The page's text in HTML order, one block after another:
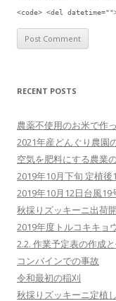
<code> <del
RECENT POSTS
農薬不使用のお米で作
2021年産どんぐり農園
空気を肥料にする農業
2019年10月下旬 定植
2019年10月12日台風
秋採りズッキーニ出荷
2019年度トルコキキョ
2.2. 作業予定表の作成
コンバインでの事故
令和最初の稲刈
秋採りズッキーニ定植